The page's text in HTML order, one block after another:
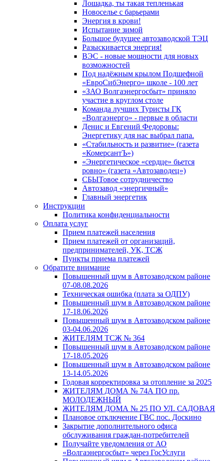
Лошадка, ты такая тепленькая
Новоселье с барьерами
Энергия в крови!
Испытание зимой
Большое будущее автозаводской ТЭЦ
Разыскивается энергия!
ВЭС - новые мощности для новых
возможностей
Под надёжным крылом Подшефной
«ЕвроСибЭнерго» школе - 100 лет
«ЗАО Волгаэнергосбыт» приняло
участие в круглом столе
Команда лучших Туристы ГК
«Волгаэнерго» - первые в области
Денис и Евгений Федоровы:
Энергетику для нас выбрал папа.
«Стабильность и развитие» (газета
«КомерсантЪ»)
«Энергетическое «сердце» бьется
ровно» (газета «Автозаводец»)
СБЫТовое сотрудничество
Автозавод «энергичный»
Главный энергетик
Инструкции
Политика конфиденциальности
Оплата услуг
Прием платежей населения
Прием платежей от организаций,
предпринимателей, УК, ТСЖ
Пункты приема платежей
Обратите внимание
Повышенный шум в Автозаводском районе
07-08.08.2026
Техническая ошибка (плата за ОДПУ)
Повышенный шум в Автозаводском районе
17-18.06.2026
Повышенный шум в Автозаводском районе
03-04.06.2026
ЖИТЕЛЯМ ТСЖ № 364
Повышенный шум в Автозаводском районе
17-18.05.2026
Повышенный шум в Автозаводском районе
13-14.05.2026
Годовая корректировка за отопление за 2025
ЖИТЕЛЯМ ДОМА № 74А ПО пр.
МОЛОДЕЖНЫЙ
ЖИТЕЛЯМ ДОМА № 25 ПО УЛ. САДОВАЯ
Плановое отключение ГВС пос. Доскино
Закрытие дополнительного офиса
обслуживания граждан-потребителей
Получайте уведомления от АО
«Волгаэнергосбыт» через ГосУслуги